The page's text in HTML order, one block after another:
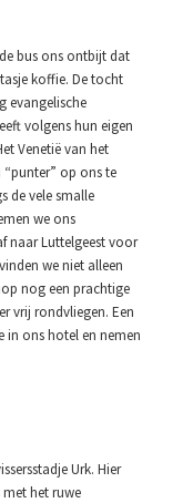
bus ons ontbijt dat
koffie. De tocht
evangelische
volgens hun eigen
Venetië van het
op ons te
de vele smalle
we ons
naar Luttelgeest voor
we niet alleen
nog een prachtige
vrij rondvliegen. Een
in ons hotel en nemen
Urk. Hier
het ruwe